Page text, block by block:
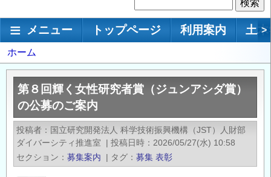
ン
移
索
メインナビゲーション
メニュー トップページ 利用案内 土 >
パ
ン
く
ず
ホーム
第８回輝く女性研究者賞（ジュンアシダ賞）
の公募のご案内
投稿者
国立研究開発法人 科学技術振興機構（JST）人財部
ダイバーシティ推進室
| 投稿日時
2026/05/27(水) 10:58
セクション
募集案内 | タグ 募集 表彰